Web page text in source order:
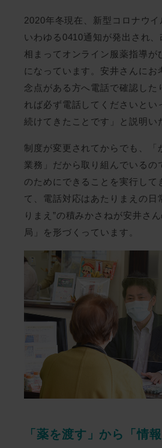
2020年冬現在、新型コロナウ
いわゆる0410通知が発出され
相まってオンライン服薬指導が
になっています。安井さんにお
念点がある方へ電話で確認した
れば必ず電話してくださいとい
続けてきたことです」と説明い
制度が変更されてからでも、「
業務」だから取り組んでいるの
のためにできることを実行して
て、電話対応はあたりまえの日
りまえ”の積みかさねが安井さ
局」を形づくっています。
「薬を渡す」から「情